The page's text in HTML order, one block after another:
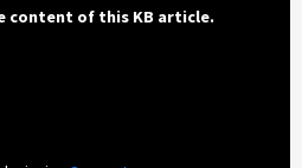
content of this KB article.